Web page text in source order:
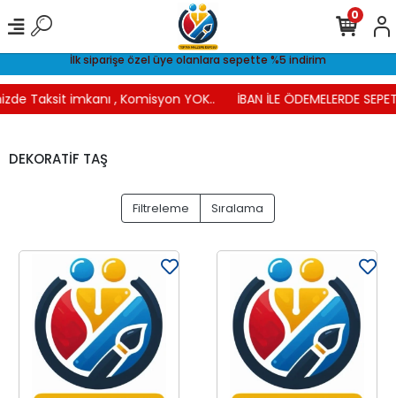
İlk siparişe özel üye olanlara sepette %5 indirim
Taksit imkanı , Komisyon YOK.. İBAN İLE ÖDEMELERDE
0
DEKORATİF TAŞ
Filtreleme Sıralama